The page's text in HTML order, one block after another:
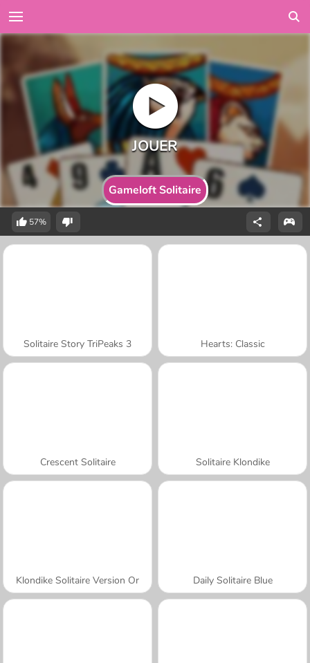
Gameloft Solitaire
57%
Solitaire Story TriPeaks 3 Hearts: Classic
Crescent Solitaire Solitaire Klondike
Klondike Solitaire Version Or Daily Solitaire Blue